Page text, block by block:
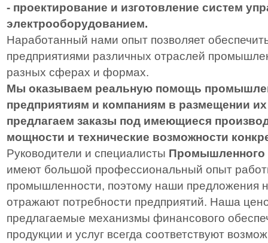
- проектирование и изготовление систем
электрооборудованием.
Наработанный нами опыт позволяет
предприятиями различных отраслей
разных сферах и формах.
Мы оказываем реальную помощь
предприятиям и компаниям в размещении их
предлагаем заказы под имеющиеся
мощности и технические возможности
Руководители и специалисты Промышленного
имеют большой профессиональный опыт
промышленности, поэтому наши предложения
отражают потребности предприятий. Наша
предлагаемые механизмы финансового
продукции и услуг всегда соответствуют